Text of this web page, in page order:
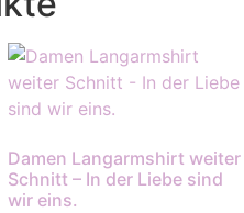
Damen Langarmshirt weiter
Schnitt – In der Liebe sind
wir eins.